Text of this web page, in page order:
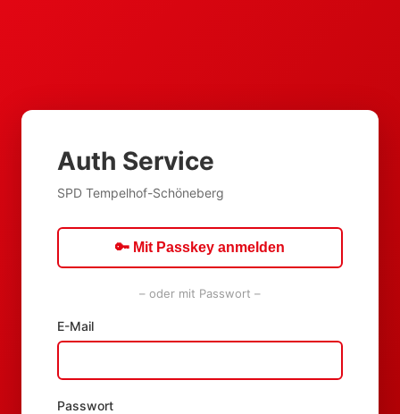
Auth Service
SPD Tempelhof-Schöneberg
🔑 Mit Passkey anmelden
– oder mit Passwort –
E-Mail
Passwort